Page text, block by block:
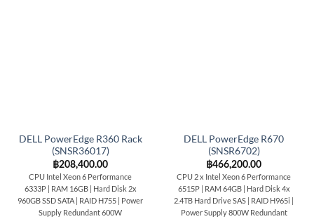
DELL PowerEdge R360 Rack
(SNSR36017)
฿208,400.00
CPU Intel Xeon 6 Performance
6333P | RAM 16GB | Hard Disk 2x
960GB SSD SATA | RAID H755 | Power
Supply Redundant 600W
DELL PowerEdge R670
(SNSR6702)
฿466,200.00
CPU 2 x Intel Xeon 6 Performance
6515P | RAM 64GB | Hard Disk 4x
2.4TB Hard Drive SAS | RAID H965i |
Power Supply 800W Redundant